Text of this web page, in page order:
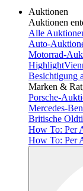
Auktionen
Auktionen
Alle
Auto-
Motorrad-
Highlight
Besichtigung
Marken &
Porsche-
Mercedes-
Britische
How To: Per
How To: Per